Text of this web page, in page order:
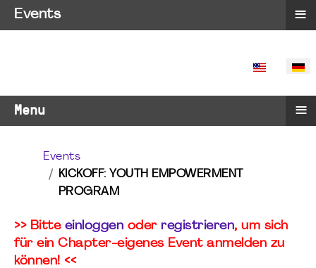
SPRACHE
Menu ≡
Events
KICKOFF: YOUTH EMPOWERMENT
PROGRAM
>> Bitte einloggen oder registrieren, um sich
für ein Chapter-eigenes Event anmelden zu
können! <<
Events ≡